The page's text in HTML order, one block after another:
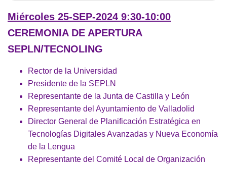
Miércoles 25-SEP-2024 9:30-10:00
CEREMONIA DE APERTURA
SEPLN/TECNOLING
Rector de la Universidad
Presidente de la SEPLN
Representante de la Junta de Castilla y León
Representante del Ayuntamiento de Valladolid
Director General de Planificación Estratégica en
Tecnologías Digitales Avanzadas y Nueva Economía
de la Lengua
Representante del Comité Local de Organización